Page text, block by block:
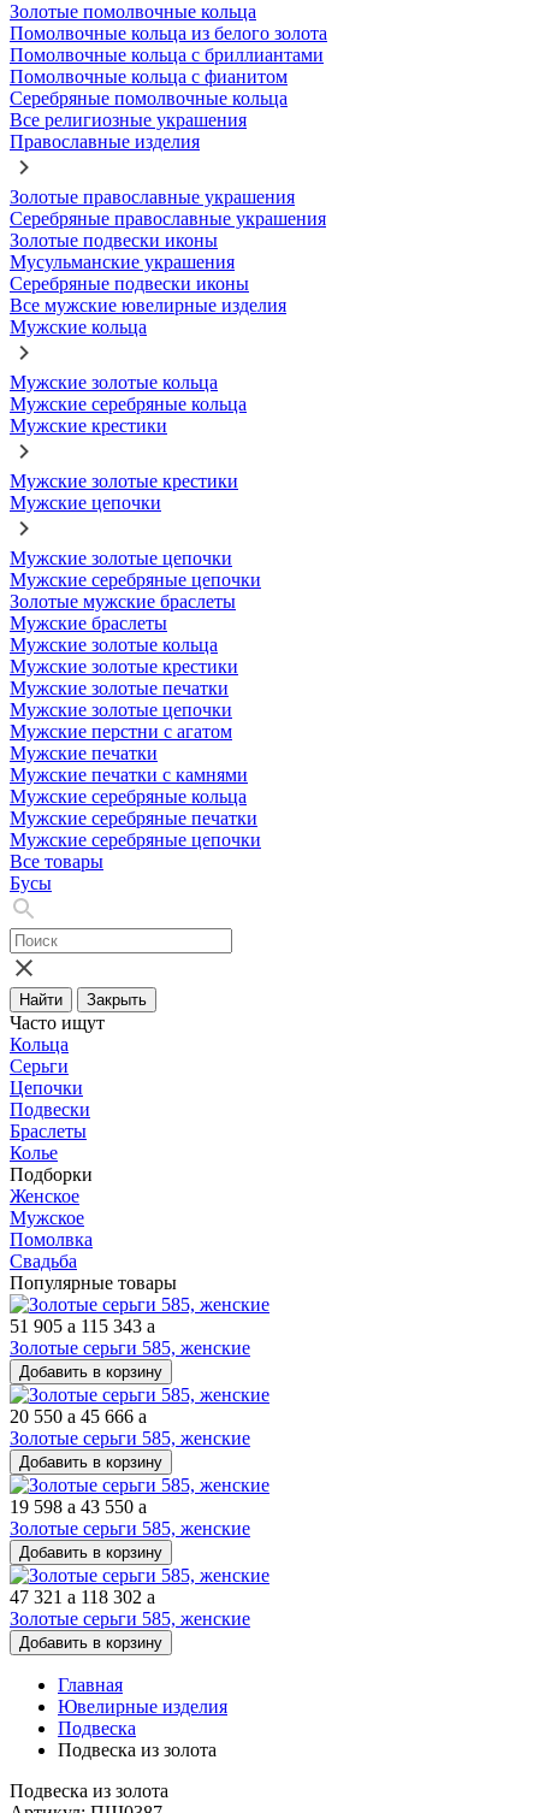
Золотые помолвочные кольца
Помолвочные кольца из белого золота
Помолвочные кольца с бриллиантами
Помолвочные кольца с фианитом
Серебряные помолвочные кольца
Все религиозные украшения
Православные изделия
Золотые православные украшения
Серебряные православные украшения
Золотые подвески иконы
Мусульманские украшения
Серебряные подвески иконы
Все мужские ювелирные изделия
Мужские кольца
Мужские золотые кольца
Мужские серебряные кольца
Мужские крестики
Мужские золотые крестики
Мужские цепочки
Мужские золотые цепочки
Мужские серебряные цепочки
Золотые мужские браслеты
Мужские браслеты
Мужские золотые кольца
Мужские золотые крестики
Мужские золотые печатки
Мужские золотые цепочки
Мужские перстни с агатом
Мужские печатки
Мужские печатки с камнями
Мужские серебряные кольца
Мужские серебряные печатки
Мужские серебряные цепочки
Все товары
Бусы
Найти Закрыть
Часто ищут
Кольца
Серьги
Цепочки
Подвески
Браслеты
Колье
Подборки
Женское
Мужское
Помолвка
Свадьба
Популярные товары
51 905 a 115 343 a
Золотые серьги 585, женские
Добавить в корзину
20 550 a 45 666 a
Золотые серьги 585, женские
Добавить в корзину
19 598 a 43 550 a
Золотые серьги 585, женские
Добавить в корзину
47 321 a 118 302 a
Золотые серьги 585, женские
Добавить в корзину
Главная
Ювелирные изделия
Подвеска
Подвеска из золота
Подвеска из золота